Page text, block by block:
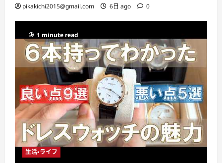
pikakichi2015@gmail.com 6日 ago 0
1 minute read
生活・ライフ